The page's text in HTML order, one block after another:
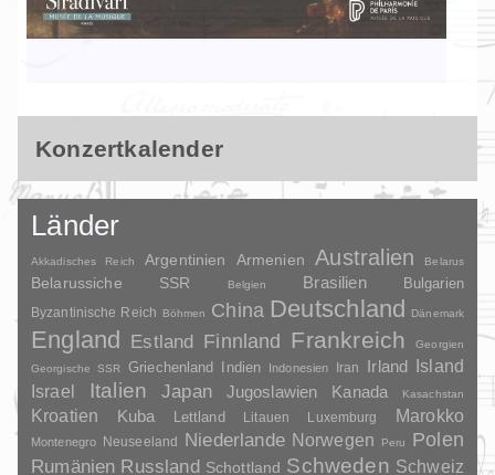
Konzertkalender
Länder
Akkadisches Reich Argentinien Armenien Australien Belarus
Belarussiche SSR Belgien Brasilien Bulgarien
Byzantinische Reich Böhmen China Deutschland Dänemark
England Estland Finnland Frankreich
Georgien
Georgische SSR
Griechenland Indien Indonesien Iran Irland
Island
Israel
Italien Japan Jugoslawien Kanada Kasachstan
Kroatien Kuba Lettland Litauen Luxemburg Marokko
Montenegro Neuseeland Niederlande Norwegen Peru
Polen
Rumänien Russland Schottland Schweden Schweiz